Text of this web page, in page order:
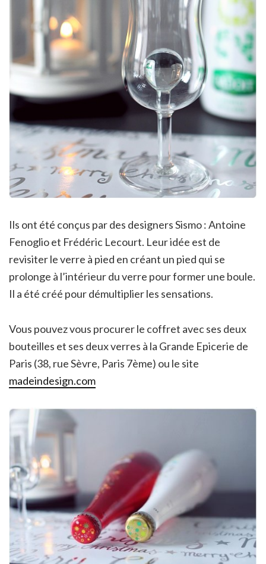
Ils ont été conçus par des designers Sismo : Antoine
Fenoglio et Frédéric Lecourt. Leur idée est de
revisiter le verre à pied en créant un pied qui se
prolonge à l’intérieur du verre pour former une boule.
Il a été créé pour démultiplier les sensations.
Vous pouvez vous procurer le coffret avec ses deux
bouteilles et ses deux verres à la Grande Epicerie de
Paris (38, rue Sèvre, Paris 7ème) ou le site
madeindesign.com